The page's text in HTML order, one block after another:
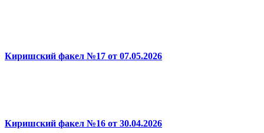
Киришский факел №17 от 07.05.2026
Киришский факел №16 от 30.04.2026